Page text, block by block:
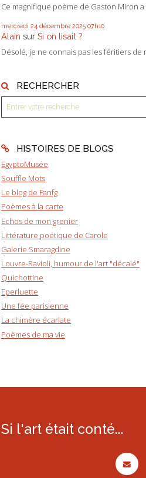
Ce magnifique poème de Gaston Miron
mercredi 24 décembre 2025 07h10
Alain sur Si on lisait ?
Désolé, je ne connais pas les féritiers de
RECHERCHER
HISTOIRES DE BLOGS
EgyptoMusée
Souffle Mots
Le blog de Fanfg
Poèmes à la carte
Echos de mon grenier
Littérature poétique de Carole
Galerie Smaragdine
Louvre-Ravioli, humour de l'art "décalé"
Quichottine
Eperluette
Une fée parisienne
La chimère écarlate
Poèmes de ma vie
Si l'art était conté...